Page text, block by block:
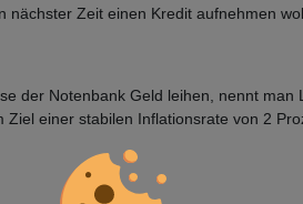
Zeit einen Kredit aufnehmen
der Notenbank Geld leihen, nennt
einer stabilen Inflationsrate von 2